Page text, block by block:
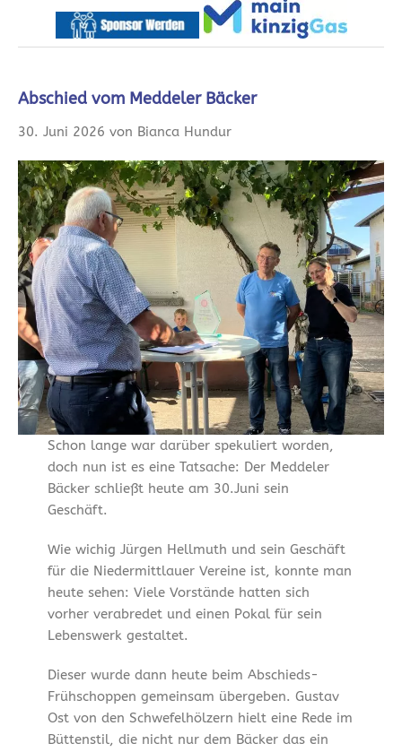
Abschied vom Meddeler Bäcker
30. Juni 2026 von Bianca Hundur
Schon lange war darüber spekuliert worden,
doch nun ist es eine Tatsache: Der Meddeler
Bäcker schließt heute am 30.Juni sein
Geschäft.
Wie wichig Jürgen Hellmuth und sein Geschäft
für die Niedermittlauer Vereine ist, konnte man
heute sehen: Viele Vorstände hatten sich
vorher verabredet und einen Pokal für sein
Lebenswerk gestaltet.
Dieser wurde dann heute beim Abschieds-
Frühschoppen gemeinsam übergeben. Gustav
Ost von den Schwefelhölzern hielt eine Rede im
Büttenstil, die nicht nur dem Bäcker das ein